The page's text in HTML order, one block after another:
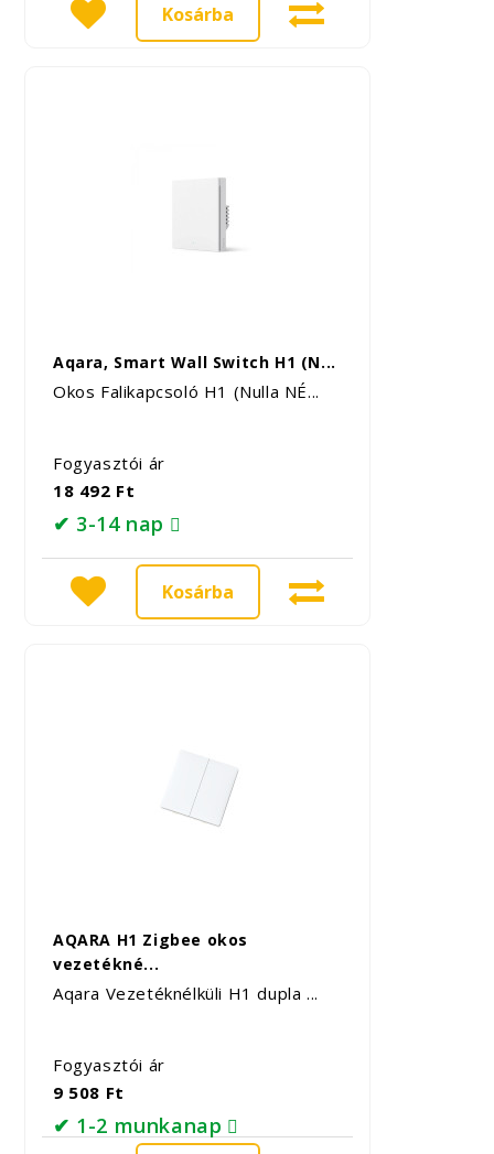
Kosárba
Aqara, Smart Wall Switch H1 (N...
Okos Falikapcsoló H1 (Nulla NÉ...
Fogyasztói ár
18 492 Ft
✔ 3-14 nap
Kosárba
AQARA H1 Zigbee okos
vezetékné...
Aqara Vezetéknélküli H1 dupla ...
Fogyasztói ár
9 508 Ft
✔ 1-2 munkanap